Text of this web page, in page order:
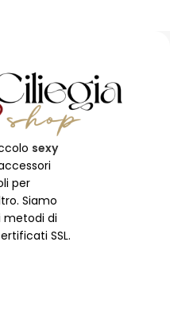
sexy
per
Siamo
metodi di
SSL.